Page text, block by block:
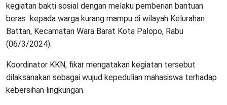
kegiatan bakti sosial dengan melaku pemberian bantuan
beras kepada warga kurang mampu di wilayah Kelurahan
Battan, Kecamatan Wara Barat Kota Palopo, Rabu
(06/3/2024).
Koordinator KKN, fikar mengatakan kegiatan tersebut
dilaksanakan sebagai wujud kepedulian mahasiswa terhadap
kebersihan lingkungan.